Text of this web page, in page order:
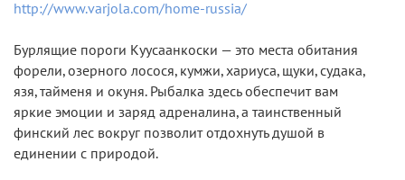
http://www.varjola.com/home-russia/
Бурлящие пороги Куусаанкоски — это места обитания
форели, озерного лосося, кумжи, хариуса, щуки, судака,
язя, тайменя и окуня. Рыбалка здесь обеспечит вам
яркие эмоции и заряд адреналина, а таинственный
финский лес вокруг позволит отдохнуть душой в
единении с природой.